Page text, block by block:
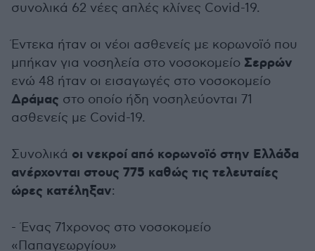
συνολικά 62 νέες απλές κλίνες Covid-19.
Έντεκα ήταν οι νέοι ασθενείς με κορωνοϊό που
μπήκαν για νοσηλεία στο νοσοκομείο Σερρών
ενώ 48 ήταν οι εισαγωγές στο νοσοκομείο
Δράμας στο οποίο ήδη νοσηλεύονται 71
ασθενείς με Covid-19.
Συνολικά οι νεκροί από κορωνοϊό στην Ελλάδα
ανέρχονται στους 775 καθώς τις τελευταίες
ώρες κατέληξαν:
- Ένας 71χρονος στο νοσοκομείο
«Παπαγεωργίου»